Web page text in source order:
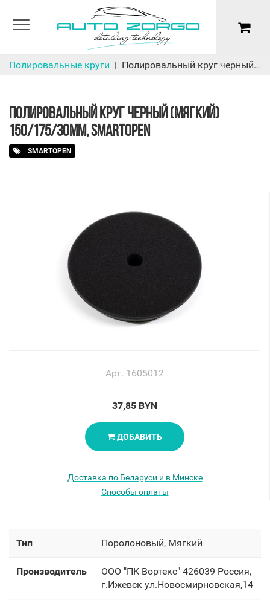
Полировальные круги Полировальный круг черный (мягкий) 150/175/30мм, SmartOpen
ПОЛИРОВАЛЬНЫЙ КРУГ ЧЕРНЫЙ (МЯГКИЙ)
150/175/30ММ, SMARTOPEN
SMARTOPEN
Арт. 1605012
37,85 BYN
ДОБАВИТЬ
Доставка по Беларуси и в Минске
Способы оплаты
Тип Поролоновый, Мягкий
Производитель
OOO "ПК Вортекс" 426039 Россия,
г.Ижевск ул.Новосмирновская,14